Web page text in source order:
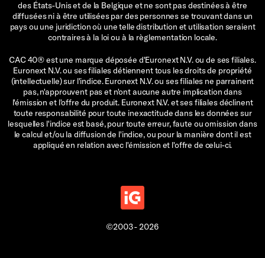
des États-Unis et de la Belgique et ne sont pas destinées à être
diffusées ni à être utilisées par des personnes se trouvant dans un
pays ou une juridiction où une telle distribution et utilisation seraient
contraires à la loi ou à la règlementation locale.
CAC 40® est une marque déposée d'Euronext N.V. ou de ses filiales.
Euronext N.V. ou ses filiales détiennent tous les droits de propriété
(intellectuelle) sur l'indice. Euronext N.V. ou ses filiales ne parrainent
pas, n'approuvent pas et n'ont aucune autre implication dans
l'émission et l'offre du produit. Euronext N.V. et ses filiales déclinent
toute responsabilité pour toute inexactitude dans les données sur
lesquelles l'indice est basé, pour toute erreur, faute ou omission dans
le calcul et/ou la diffusion de l'indice, ou pour la manière dont il est
appliqué en relation avec l'émission et l'offre de celui-ci.
©2003 - 2026